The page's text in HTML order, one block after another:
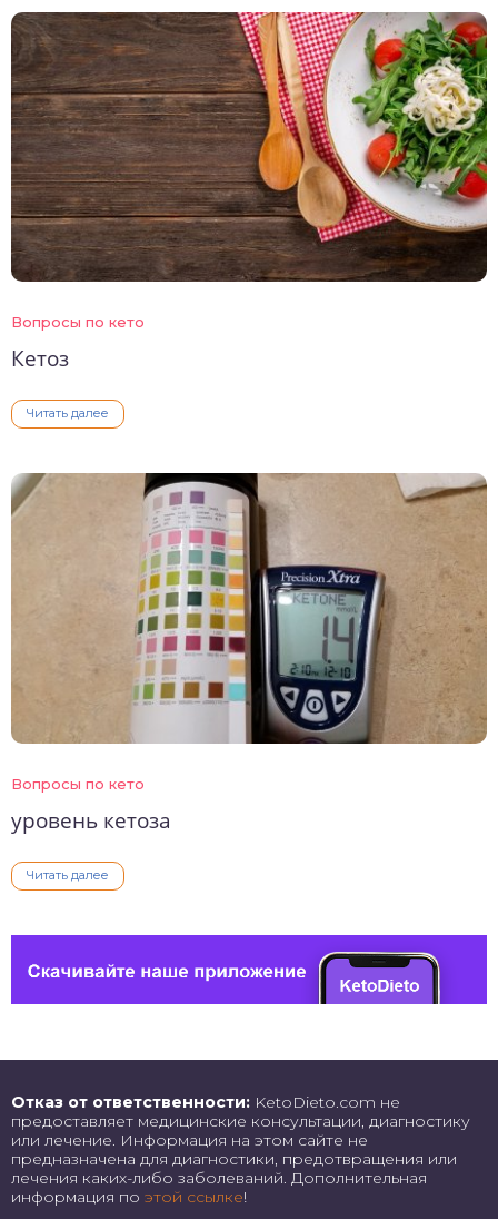
Вопросы по кето
Кетоз
Читать далее
Вопросы по кето
уровень кетоза
Читать далее
Отказ от ответственности: KetoDieto.com не
предоставляет медицинские консультации, диагностику
или лечение. Информация на этом сайте не
предназначена для диагностики, предотвращения или
лечения каких-либо заболеваний. Дополнительная
информация по этой ссылке!